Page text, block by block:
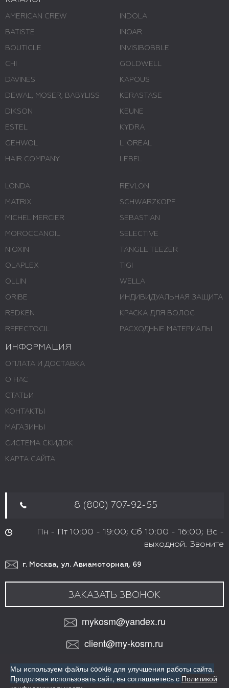
AMERICAN CREW
BATISTE
BOUTICLE
CHI
DAVINES
DEWAL, MOSER, BABYLISS
DIKSON
ESTEL
GEHWOL
HAIR COMPANY
INDOLA
INOAR
INVISIBOBBLE
GOLDWELL
KAPOUS
KERASTASE
KEUNE
KYDRA
L 'ОREAL
LEBEL
LONDA
MATRIX
MICHEL MERCIER
MOROCCANOIL
NIOXIN
OLAPLEX
OLLIN
ORIBE
REDKEN
REFECTOCIL
REVLON
SCHWARZKOPF
SEBASTIAN
SELECTIVE
TANGLE TEEZER
TIGI
WELLA
ИНДИВИДУАЛЬНАЯ ЗАЩИТА
КРАСКА ДЛЯ ВОЛОС
РАСХОДНЫЕ МАТЕРИАЛЫ
ИНФОРМАЦИЯ
ОПЛАТА И ДОСТАВКА
О НАС
СТАТЬИ
КОНТАКТЫ
МАГАЗИНЫ
СИСТЕМА СКИДОК
КАРТА САЙТА
8 (800) 707-92-55
Пн - Пт 10:00 - 19:00; Сб 10:00 - 16:00; Вс -
выходной. Звоните
г. Москва, ул. Авиамоторная, 69
ЗАКАЗАТЬ ЗВОНОК
mykosm@yandex.ru
client@my-kosm.ru
МЫ В СОЦИАЛЬНЫХ СЕТЯХ:
VK
ИНТЕРНЕТ-МАГАЗИН ПРОФЕССИОНАЛЬНОЙ КОСМЕТИКИ
Мы используем файлы cookie для улучшения работы сайта.
Продолжая использовать сайт, вы соглашаетесь с Политикой